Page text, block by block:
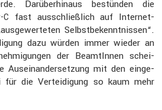
Darüber­hinaus bestünden die
C
fast ausschließ­lich auf Inter­net­
Selbst­be­kennt­nissen“.
dazu würden immer wieder an
der BeamtInnen schei­
Ausein­an­der­set­zung mit den einge­
für die Vertei­di­gung so kaum mehr